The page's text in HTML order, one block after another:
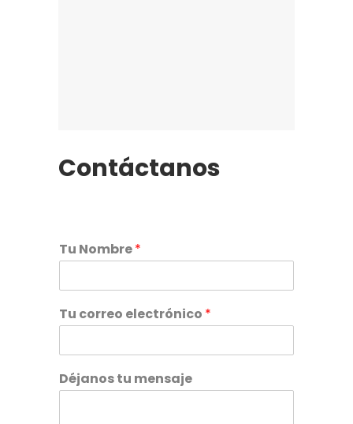
Contáctanos
Tu Nombre*
Tu correo electrónico *
Déjanos tu mensaje